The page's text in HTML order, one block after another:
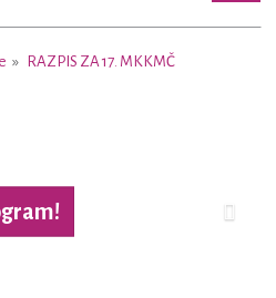
RAZPIS ZA 17. MKKMČ